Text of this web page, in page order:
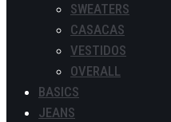
SWEATERS
CASACAS
VESTIDOS
OVERALL
BASICS
JEANS